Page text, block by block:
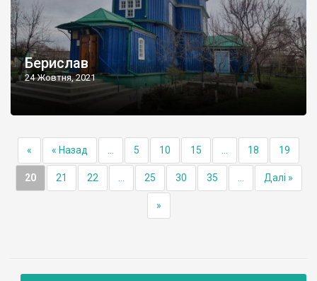
Берислав
24 Жовтня, 2021
« « Назад 5 10 15 18 19
20 21 22 25 30 35 Далі »
»